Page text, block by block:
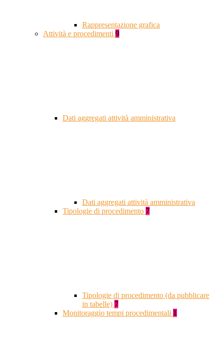
Rappresentazione grafica
Attività e procedimenti 9
Dati aggregati attività amministrativa
Dati aggregati attività amministrativa
Tipologie di procedimento 7
Tipologie di procedimento (da pubblicare
in tabelle) 7
Monitoraggio tempi procedimentali 1